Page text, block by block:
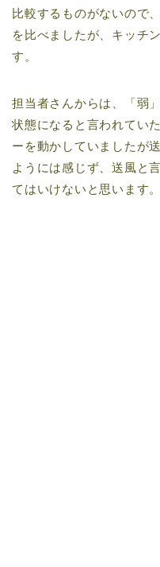
比較するものがないので
を比べましたが、キッチ
す。
担当者さんからは、「弱
状態になると言われてい
ーを動かしていましたが
ようには感じず、送風と
てはいけないと思います。